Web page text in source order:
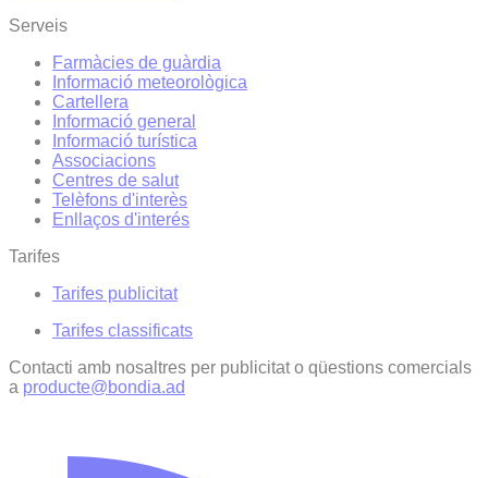
Serveis
Farmàcies de guàrdia
Informació meteorològica
Cartellera
Informació general
Informació turística
Associacions
Centres de salut
Telèfons d'interès
Enllaços d'interés
Tarifes
Tarifes publicitat
Tarifes classificats
Contacti amb nosaltres per publicitat o qüestions comercials
a producte@bondia.ad